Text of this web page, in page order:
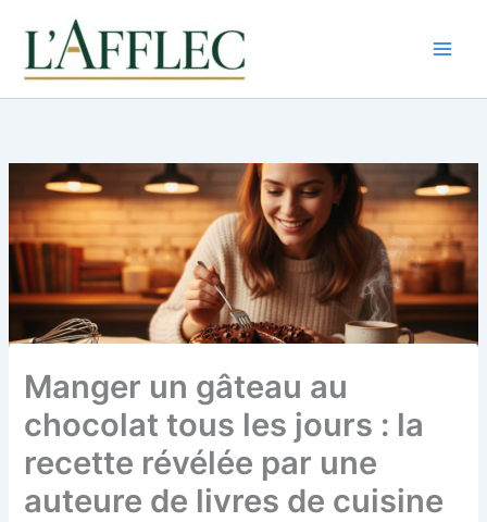
contenu
Manger un gâteau au
chocolat tous les jours : la
recette révélée par une
auteure de livres de cuisine